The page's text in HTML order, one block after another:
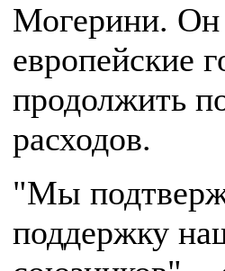
Могерини. Он
европейские
продолжить
расходов.
"Мы
поддержку